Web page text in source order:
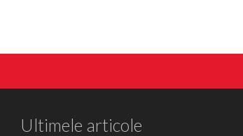
Ultimele articole